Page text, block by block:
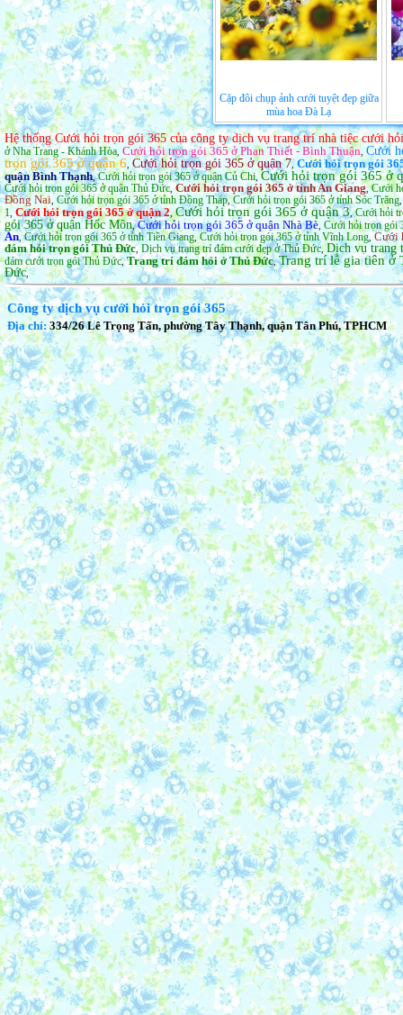
Cặp đôi chụp ảnh cưới tuyệt đẹp giữa
mùa hoa Đà Lạ
Hệ thống Cưới hỏi trọn gói 365 của công ty dịch vụ trang trí nhà tiệc cưới
ở Nha Trang - Khánh Hòa Cưới hỏi trọn gói 365 ở Phan Thiết - Bình Thuận Cưới
trọn gói 365 ở quận 6 Cưới hỏi trọn gói 365 ở quận 7,Cưới hỏi trọn gói
quận Bình Thạnh,Cưới hỏi trọn gói 365 ở quận Củ Chi, Cưới hỏi trọn gói 365 ở
Cưới hỏi trọn gói 365 ở quận Thủ Đức,Cưới hỏi trọn gói 365 ở tỉnh An Giang,Cưới
Đồng Nai Cưới hỏi trọn gói 365 ở tỉnh Đồng Tháp,Cưới hỏi trọn gói 365 ở tỉnh Sóc Trăng
1 Cưới hỏi trọn gói 365 ở quận 2,Cưới hỏi trọn gói 365 ở quận 3,Cưới hỏi
gói 365 ở quận Hốc Môn,Cưới hỏi trọn gói 365 ở quận Nhà Bè, Cưới hỏi trọn gói
An,Cưới hỏi trọn gói 365 ở tỉnh Tiền Giang,Cưới hỏi trọn gói 365 ở tỉnh Vĩnh Long,Cưới
đám hỏi trọn gói Thủ Đức,Dịch vụ trang trí đám cưới đẹp ở Thủ Đức,Dịch vụ trang
đám cưới trọn gói Thủ Đức,Trang trí đám hỏi ở Thủ Đức,Trang trí lễ gia tiên ở
Đức,
Công ty dịch vụ cưới hỏi trọn gói 365
Địa chỉ:334/26 Lê Trọng Tấn, phường Tây Thạnh, quận Tân Phú, TPHCM